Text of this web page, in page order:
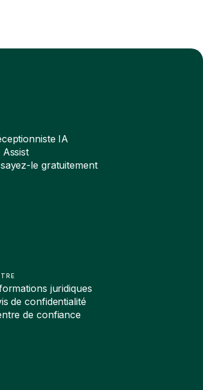
IA
Assist
le gratuitement
juridiques
de confidentialité
de confiance